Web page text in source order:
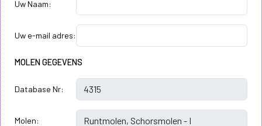
Uw Naam:
Uw e-mail adres:
MOLEN GEGEVENS
Database Nr:
Molen: